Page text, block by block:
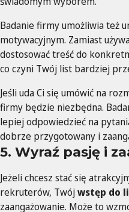
Badanie firmy umożliwia też
motywacyjnym. Zamiast
dostosować treść do
co czyni Twój list bardziej
Jeśli uda Ci się umówić na
firmy będzie niezbędna.
lepiej odpowiedzieć na
dobrze przygotowany i
5. Wyraź pasję i
Jeżeli chcesz stać się
rekruterów, Twójwstęp do
zaangażowanie. Może to